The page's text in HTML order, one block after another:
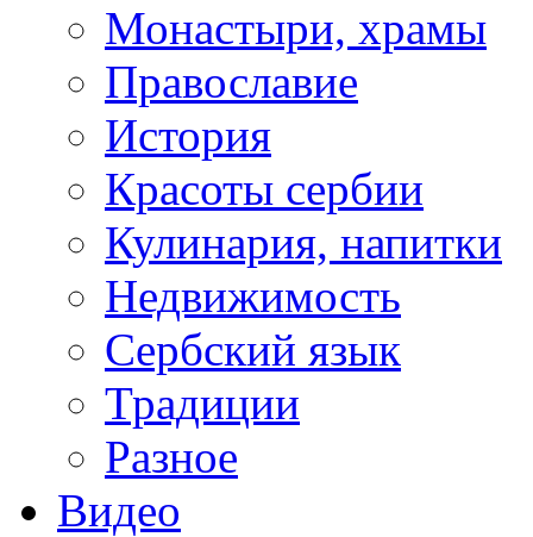
Монастыри, храмы
Православие
История
Красоты сербии
Кулинария, напитки
Недвижимость
Сербский язык
Традиции
Разное
Видео